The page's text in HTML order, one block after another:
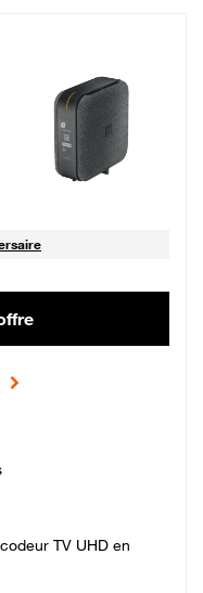
par mois, Sans engagement
TV UHD en